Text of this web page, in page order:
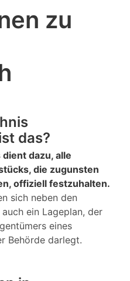
zu
das?
dazu, alle
die zugunsten
offiziell festzuhalten.
sich neben den
ein Lageplan, der
eines
Behörde darlegt.